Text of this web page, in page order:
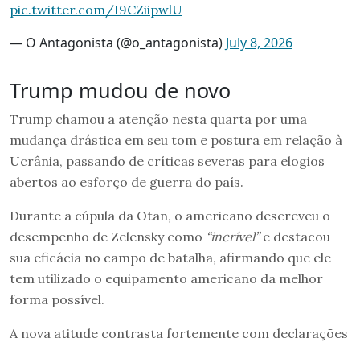
pic.twitter.com/I9CZiipwlU
— O Antagonista (@o_antagonista) July 8, 2026
Trump mudou de novo
Trump chamou a atenção nesta quarta por uma
mudança drástica em seu tom e postura em relação à
Ucrânia, passando de críticas severas para elogios
abertos ao esforço de guerra do país.
Durante a cúpula da Otan, o americano descreveu o
desempenho de Zelensky como “incrível”e destacou
sua eficácia no campo de batalha, afirmando que ele
tem utilizado o equipamento americano da melhor
forma possível.
A nova atitude contrasta fortemente com declarações